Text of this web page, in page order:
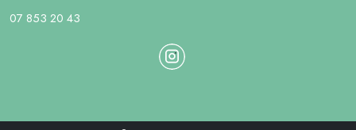
07 853 20 43